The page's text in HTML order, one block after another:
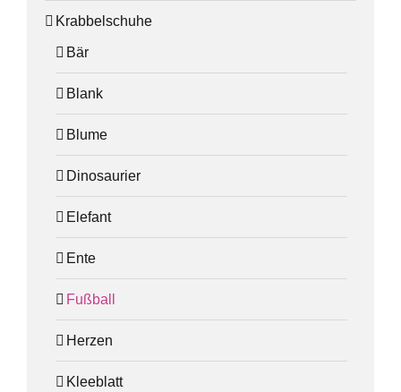
Krabbelschuhe
Bär
Blank
Blume
Dinosaurier
Elefant
Ente
Fußball
Herzen
Kleeblatt